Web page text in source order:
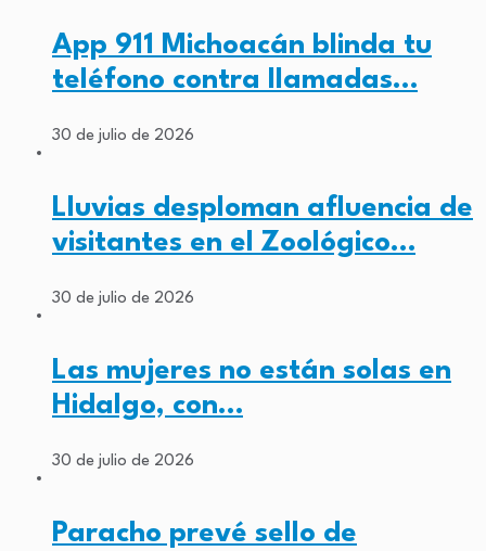
App 911 Michoacán blinda tu
teléfono contra llamadas…
30 de julio de 2026
Lluvias desploman afluencia de
visitantes en el Zoológico…
30 de julio de 2026
Las mujeres no están solas en
Hidalgo, con…
30 de julio de 2026
Paracho prevé sello de